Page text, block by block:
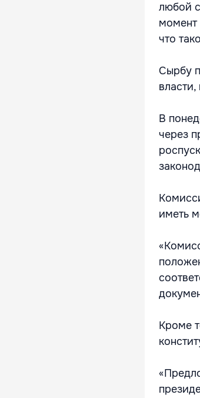
любой
момент
что
Сырбу
В
через
иметь
Кроме